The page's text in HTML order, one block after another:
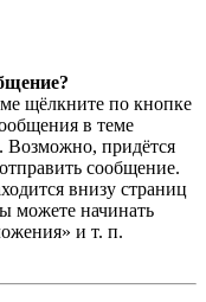
щёлкните по кнопке
в теме
Возможно, придётся
сообщение.
внизу страниц
можете начинать
и т. п.